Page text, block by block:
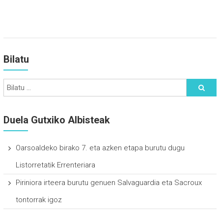
Bilatu
Duela Gutxiko Albisteak
Oarsoaldeko birako 7. eta azken etapa burutu dugu
Listorretatik Errenteriara
Piriniora irteera burutu genuen Salvaguardia eta Sacroux
tontorrak igoz